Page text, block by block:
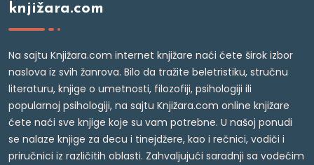
knjižara.com
Na sajtu Knjižara.com internet knjižare naći ćete širok izbor
naslova iz svih žanrova. Bilo da tražite beletristiku, stručnu
literaturu, knjige o umetnosti, filozofiji, psihologiji ili
popularnoj psihologiji, na sajtu Knjižara.com online knjižare
ćete naći sve knjige koje su vam potrebne. U našoj ponudi
se nalaze knjige za decu i tinejdžere, kao i rečnici, vodiči i
priručnici iz različitih oblasti. Zahvaljujući saradnji sa vodećim